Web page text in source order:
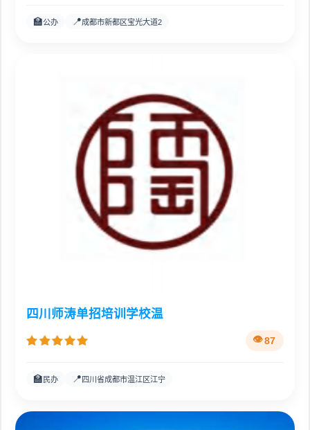
🏫公办 📍成都市新都区宝光大道2
四川师涛单招培训学校温
87
🏫 民办 📍 四川省成都市温江区江宁